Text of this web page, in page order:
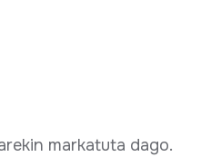
markatuta dago.